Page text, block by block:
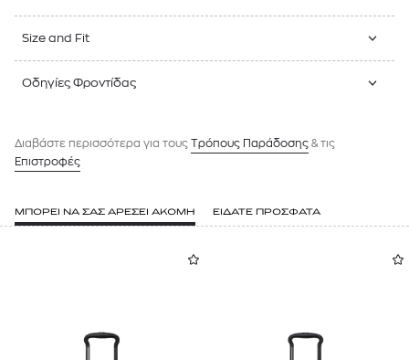
Size and Fit
Οδηγίες Φροντίδας
Διαβάστε περισσότερα για τους Tρόπους Παράδοσης & τις
Επιστροφές
ΜΠΟΡΕΙ ΝΑ ΣΑΣ ΑΡΕΣΕΙ ΑΚΟΜΗ ΕΙΔΑΤΕ ΠΡΟΣΦΑΤΑ